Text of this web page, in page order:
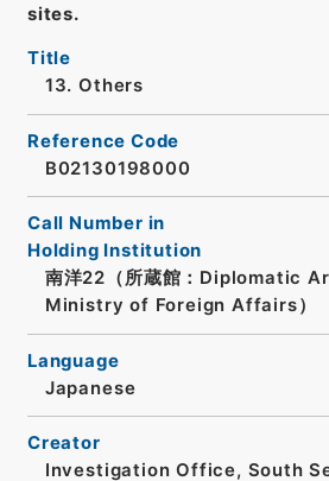
sites.
Title
13. Others
Reference Code
B02130198000
Call Number in
Holding Institution
南洋22（所蔵館：Diplomatic
Ministry of Foreign Affairs）
Language
Japanese
Creator
Investigation Office, South